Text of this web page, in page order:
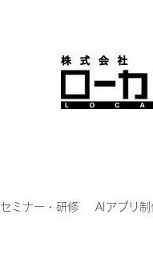
セミナー・研修 AIアプリ制